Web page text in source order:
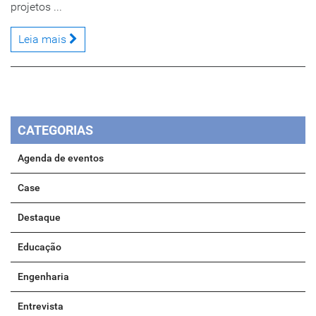
projetos ...
Leia mais
CATEGORIAS
Agenda de eventos
Case
Destaque
Educação
Engenharia
Entrevista